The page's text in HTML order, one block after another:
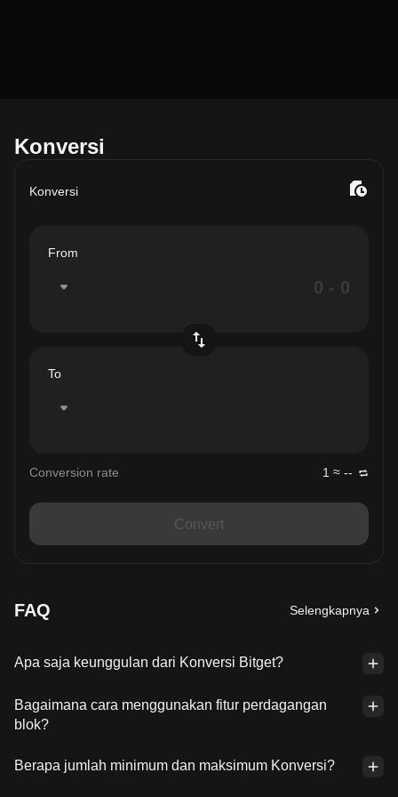
Konversi
Konversi
From
To
Conversion rate 1 ≈ --
Convert
FAQ Selengkapnya
Apa saja keunggulan dari Konversi Bitget?
Bagaimana cara menggunakan fitur perdagangan
blok?
Berapa jumlah minimum dan maksimum Konversi?